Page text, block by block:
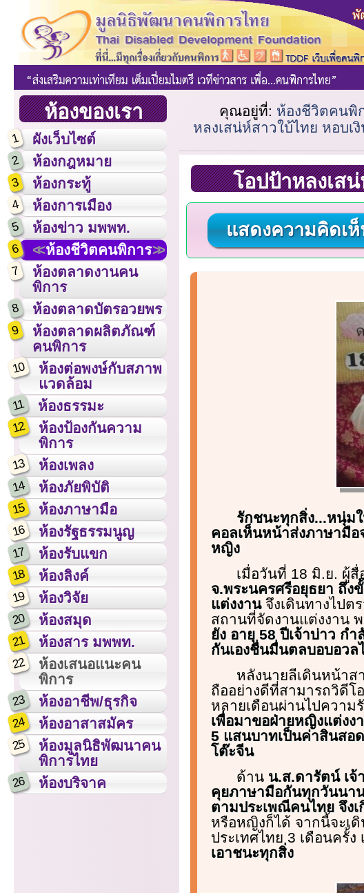
ห้องของเรา
1 ผังเว็บไซต์
2 ห้องกฎหมาย
3 ห้องกระทู้
4 ห้องการเมือง
5 ห้องข่าว มพพท.
6 ห้องชีวิตคนพิการ
7
ห้องตลาดงานคน
พิการ
8 ห้องตลาดบัตรอวยพร
9
ห้องตลาดผลิตภัณฑ์
คนพิการ
10
ห้องต่อพงษ์กับสภาพ
แวดล้อม
11 ห้องธรรมะ
12
ห้องป้องกันความ
พิการ
13 ห้องเพลง
14 ห้องภัยพิบัติ
15 ห้องภาษามือ
16 ห้องรัฐธรรมนูญ
17 ห้องรับแขก
18 ห้องลิงค์
19 ห้องวิจัย
20 ห้องสมุด
21 ห้องสาร มพพท.
22
ห้องเสนอแนะคน
พิการ
23 ห้องอาชีพ/ธุรกิจ
24 ห้องอาสาสมัคร
25
ห้องมูลนิธิพัฒนาคน
พิการไทย
26 ห้องบริจาค
คุณอยู่ที่: ห้องชีวิตคนพิ
หลงเสน่ห์สาวใบ้ไทย หอบเ
โอปป้าหลงเส
แสดงความคิดเ
รักชนะทุกสิ่ง...หนุ่ม
คอลเห็นหน้าส่งภาษามื
หญิง
เมื่อวันที่ 18 มิ.ย. ผู้สื่
จ.พระนครศรีอยุธยา ถึ
แต่งงานจึงเดินทางไปต
สถานที่จัดงานแต่งงาน
ยัง อายุ 58 ปีเจ้าบ่าว ก
กันเองชื่นมื่นตลบอบอวล
หลังนายลีเดินหน้าส
ถืออย่างดีที่สามารถวิดี
หลายเดือนผ่านไปความ
เพื่อมาขอฝ่ายหญิงแต่งง
5 แสนบาทเป็นค่าสินสอ
โต๊ะจีน
ด้าน น.ส.ดารัตน์ เจ้
คุยภาษามือกันทุกวันนา
ตามประเพณีคนไทย จึง
หรือหญิงก็ได้ จากนี้จะเ
ประเทศไทย 3 เดือนครั้ง
เอาชนะทุกสิ่ง